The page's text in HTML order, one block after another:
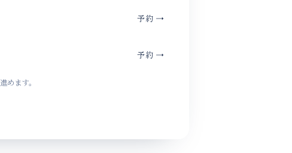
予約 →
予約 →
進めます。